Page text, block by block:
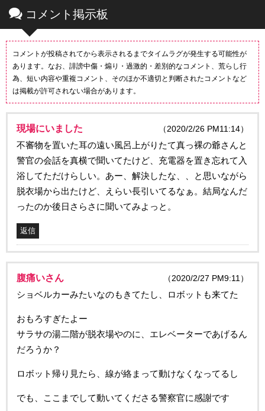
コメント掲示板
コメントが投稿されてから表示されるまでタイムラグが発生する可能性が
あります。なお、誹謗中傷・煽り・過激的・差別的なコメント、荒らし行
為、短い内容や重複コメント、そのほか不適切と判断されたコメントなど
は掲載が許可されない場合があります。
現場にいました （2020/2/26 PM11:14）
不審物を置いた耳の遠い風呂上がりたて真っ裸の爺さんと
警官の会話を真横で聞いてたけど、充電器を置き忘れて入
浴してただけらしい。あー、解決したな、、と思いながら
脱衣場から出たけど、えらい長引いてるなぁ。結局なんだ
ったのか後日さらさに聞いてみよっと。
返信
腹痛いさん （2020/2/27 PM9:11）
ショベルカーみたいなのもきてたし、ロボットも来てた
おもろすぎたよー
サラサの湯二階が脱衣場やのに、エレベーターであげるん
だろうか？
ロボット帰り見たら、線が絡まって動けなくなってるし
でも、ここまでして動いてくださる警察官に感謝です